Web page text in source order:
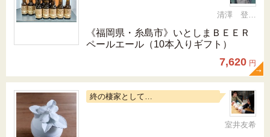
清澤 登希子
《福岡県・糸島市》いとしまＢＥＥＲ
ペールエール（10本入りギフト）
7,620 円
終の棲家として…
室井友希